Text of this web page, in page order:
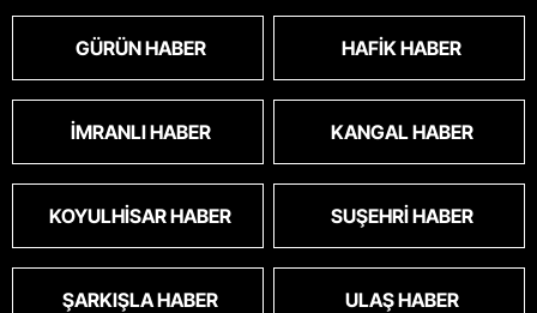
GÜRÜN HABER HAFIK HABER
İMRANLI HABER KANGAL HABER
KOYULHISAR HABER SUŞEHRI HABER
ŞARKIŞLA HABER ULAŞ HABER